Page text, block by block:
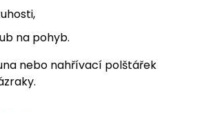
na pohyb.
nebo nahřívací polštářek